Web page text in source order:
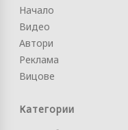
Начало
Видео
Автори
Реклама
Вицове
Категории